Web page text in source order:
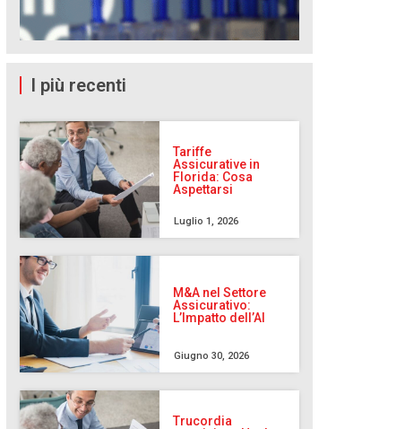
I più recenti
Tariffe
Assicurative in
Florida: Cosa
Aspettarsi
Luglio 1, 2026
M&A nel Settore
Assicurativo:
L’Impatto dell’AI
Giugno 30, 2026
Trucordia